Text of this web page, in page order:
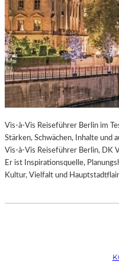
Vis-à-Vis Reiseführer Berlin im
Stärken, Schwächen, Inhalte und
Vis-à-Vis Reiseführer Berlin, DK
Er ist Inspirationsquelle,
Kultur, Vielfalt und